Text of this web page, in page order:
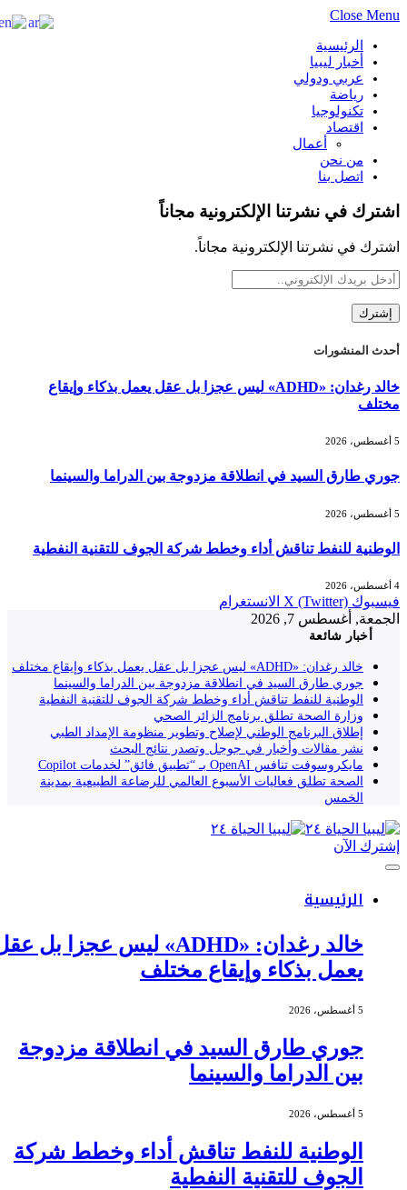
Close Menu
الرئيسية
أخبار ليبيا
عربي ودولي
رياضة
تكنولوجيا
اقتصاد
أعمال
من نحن
اتصل بنا
اشترك في نشرتنا الإلكترونية مجاناً
اشترك في نشرتنا الإلكترونية مجاناً.
أحدث المنشورات
خالد رغدان: «ADHD» ليس عجزا بل عقل يعمل بذكاء وإيقاع
مختلف
جوري طارق السيد في انطلاقة مزدوجة بين الدراما والسينما
الوطنية للنفط تناقش أداء وخطط شركة الجوف للتقنية النفطية
فيسبوك X (Twitter) الانستغرام
الجمعة, أغسطس 7, 2026
أخبار شائعة
خالد رغدان: «ADHD» ليس عجزا بل عقل يعمل بذكاء وإيقاع مختلف
جوري طارق السيد في انطلاقة مزدوجة بين الدراما والسينما
الوطنية للنفط تناقش أداء وخطط شركة الجوف للتقنية النفطية
وزارة الصحة تطلق برنامج الزائر الصحي
إطلاق البرنامج الوطني لإصلاح وتطوير منظومة الإمداد الطبي
نشر مقالات وأخبار في جوجل وتصدر نتائج البحث
مايكروسوفت تنافس OpenAI بـ “تطبيق فائق” لخدمات Copilot
الصحة تطلق فعاليات الأسبوع العالمي للرضاعة الطبيعية بمدينة
الخمس
إشترك الآن
الرئيسية
خالد رغدان: «ADHD» ليس عجزا بل عقل
يعمل بذكاء وإيقاع مختلف
جوري طارق السيد في انطلاقة مزدوجة
بين الدراما والسينما
الوطنية للنفط تناقش أداء وخطط شركة
الجوف للتقنية النفطية